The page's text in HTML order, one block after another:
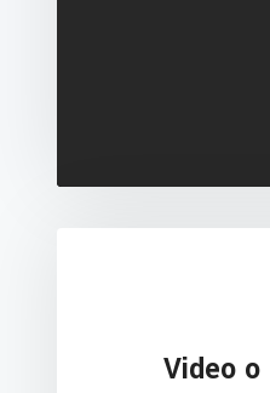
Video o